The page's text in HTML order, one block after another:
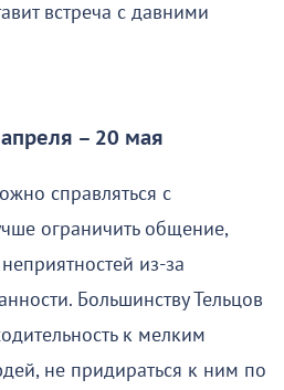
встреча с давними
– 20 мая
справляться с
ограничить общение,
из-за
Большинству Тельцов
к мелким
не придираться к ним по